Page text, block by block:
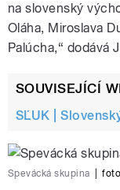
na slovenský
Oláha, Miroslava
Palúcha,“ dodává
SOUVISEJÍCÍ
SĽUK |
Spevácká skupina